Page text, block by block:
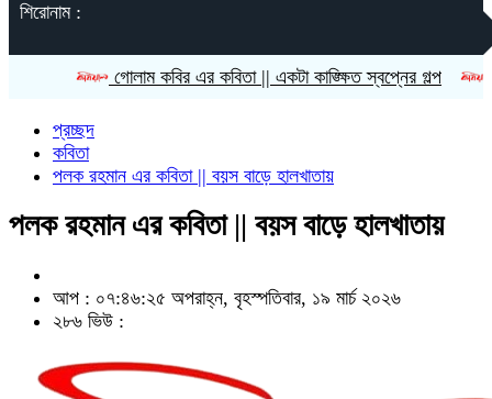
শিরোনাম :
গোলাম কবির এর কবিতা || একটা কাঙ্ক্ষিত স্বপ্নের গল্প রীতি
প্রচ্ছদ
কবিতা
পলক রহমান এর কবিতা || বয়স বাড়ে হালখাতায়
পলক রহমান এর কবিতা || বয়স বাড়ে হালখাতায়
আপ : ০৭:৪৬:২৫ অপরাহ্ন, বৃহস্পতিবার, ১৯ মার্চ ২০২৬
২৮৬ ভিউ :